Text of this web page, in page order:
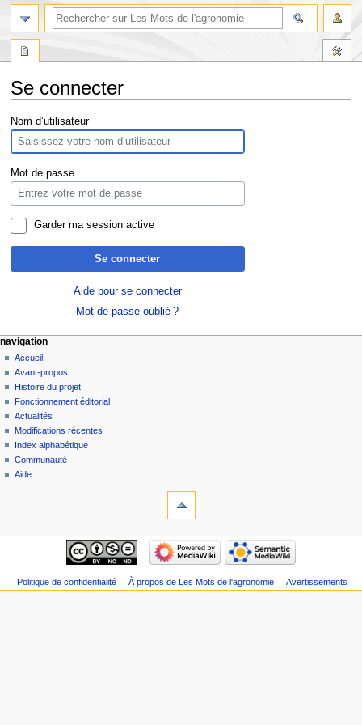
Se connecter
Aller
à
la
navigation
Aller
à
la
recherche
Nom d’utilisateur
Mot de passe
Garder ma session active
Se connecter
Aide pour se connecter
Mot de passe oublié ?
navigation
Accueil
Avant-propos
Histoire du projet
Fonctionnement éditorial
Actualités
Modifications récentes
Index alphabétique
Communauté
Aide
Politique de confidentialité À propos de Les Mots de l'agronomie Avertissements